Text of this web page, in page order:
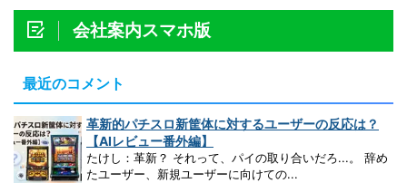
会社案内スマホ版
最近のコメント
革新的パチスロ新筐体に対するユーザーの反応は？
【AIレビュー番外編】
たけし：革新？ それって、パイの取り合いだろ...。 辞め
たユーザー、新規ユーザーに向けての...